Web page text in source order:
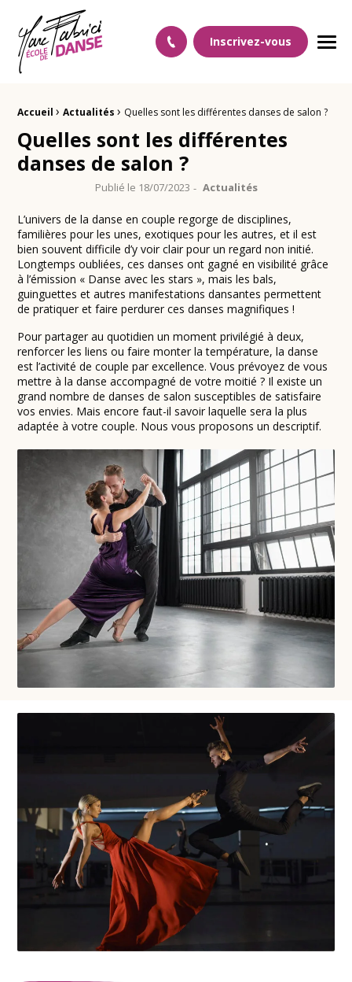
Ecole Danse Mulhouse Ecole de danse à Mulhouse
Inscrivez-vous
Fil d'Ariane :
Accueil › Actualités › Quelles sont les différentes danses de salon ?
Quelles sont les différentes
danses de salon ?
Publié le 18/07/2023 Actualités
L’univers de la danse en couple regorge de disciplines,
familières pour les unes, exotiques pour les autres, et il est
bien souvent difficile d’y voir clair pour un regard non initié.
Longtemps oubliées, ces danses ont gagné en visibilité grâce
à l’émission « Danse avec les stars », mais les bals,
guinguettes et autres manifestations dansantes permettent
de pratiquer et faire perdurer ces danses magnifiques !
Pour partager au quotidien un moment privilégié à deux,
renforcer les liens ou faire monter la température, la danse
est l’activité de couple par excellence. Vous prévoyez de vous
mettre à la danse accompagné de votre moitié ? Il existe un
grand nombre de danses de salon susceptibles de satisfaire
vos envies. Mais encore faut-il savoir laquelle sera la plus
adaptée à votre couple. Nous vous proposons un descriptif.